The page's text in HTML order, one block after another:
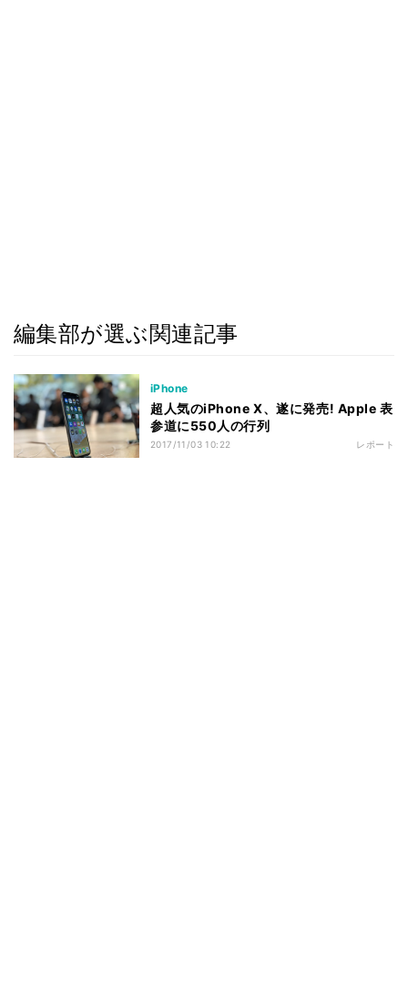
編集部が選ぶ関連記事
iPhone
超人気のiPhone X、遂に発売! Apple 表
参道に550人の行列
2017/11/03 10:22 レポート